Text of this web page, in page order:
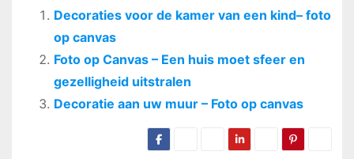
Decoraties voor de kamer van een kind– foto
op canvas
Foto op Canvas – Een huis moet sfeer en
gezelligheid uitstralen
Decoratie aan uw muur – Foto op canvas